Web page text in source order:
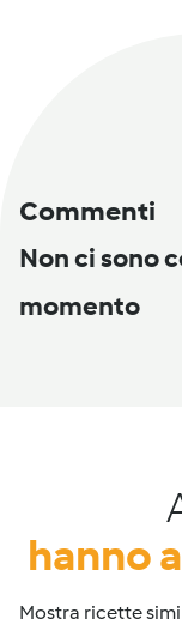
Commenti
Non ci sono
momento
hanno
Mostra ricette